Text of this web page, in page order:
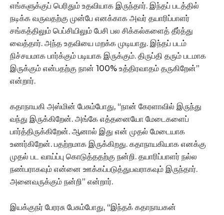
எங்களுக்குப் பெரிதும் உதவியாக இருந்தார். இந்தப் படத்தில்
நடிக்க வருவதற்கு முன்பே எனக்காக அவர் தயாரிப்பாளர்
சங்கத்திலும் பெப்சியிலும் பேசி பல சிக்கல்களைத் தீர்த்து
வைத்தார். அந்த உதவியை மறக்க முடியாது. இந்தப் படம்
நிச்சயமாக பார்க்கும் படியாக இருக்கும். திருப்தி தரும் படமாக
இருக்கும் என்பதற்கு நான் 100% உத்திரவாதம் தருகிறேன்”
என்றார்.
கதாநாயகி அஸ்மின் பேசும்போது, “நான் கேரளாவில் இருந்து
வந்து இருக்கிறேன். அங்கே எத்தனையோ மேடைகளைப்
பார்த்திருக்கிறேன். ஆனால் இது என் முதல் மேடையாக
உணர்கிறேன். பதற்றமாக இருக்கிறது. கதாநாயகியாக எனக்கு
முதல் பட வாய்ப்பு கொடுத்ததற்கு நன்றி. தயாரிப்பாளர் நல்ல
நண்பராகவும் என்னை ஊக்கப்படுத்துபவராகவும் இருந்தார்.
அனைவருக்கும் நன்றி” என்றார்.
இயக்குநர் பேரரசு பேசும்போது, “இந்தக் கதாநாயகன்